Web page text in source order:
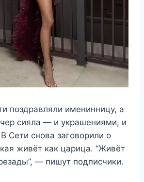
поздравляли именинницу, а
сияла — и украшениями, и
Сети снова заговорили о
живёт как царица. “Живёт
— пишут подписчики.